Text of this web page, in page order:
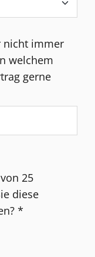
nicht immer
welchem
gerne
25
diese
*